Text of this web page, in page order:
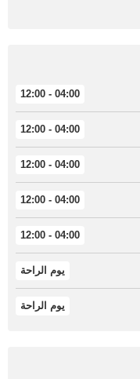
04:00 - 12:00
04:00 - 12:00
04:00 - 12:00
04:00 - 12:00
04:00 - 12:00
يوم الراحة
يوم الراحة